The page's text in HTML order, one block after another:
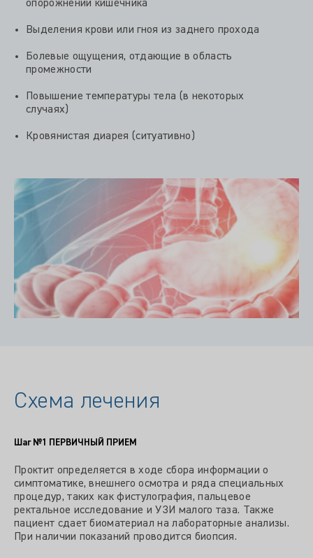
опорожнении кишечника
Выделения крови или гноя из заднего прохода
Болевые ощущения, отдающие в область
промежности
Повышение температуры тела (в некоторых
случаях)
Кровянистая диарея (ситуативно)
Схема лечения
Шаг №1 ПЕРВИЧНЫЙ ПРИЕМ
Проктит определяется в ходе сбора информации о
симптоматике, внешнего осмотра и ряда специальных
процедур, таких как фистулография, пальцевое
ректальное исследование и УЗИ малого таза. Также
пациент сдает биоматериал на лабораторные анализы.
При наличии показаний проводится биопсия.